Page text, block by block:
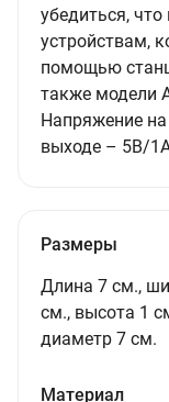
убедиться,
устройствам,
помощью
также модели
Напряжение на
выходе – 5В/
Размеры
Длина 7 см.,
см., высота 1
диаметр 7 см.
Материал